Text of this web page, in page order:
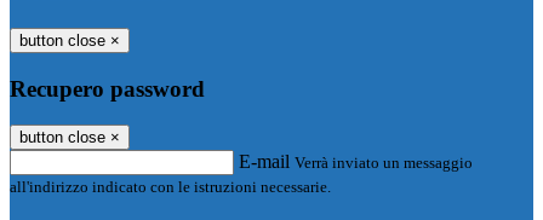
button close ×
Recupero password
button close ×
E-mail Verrà inviato un messaggio
all'indirizzo indicato con le istruzioni necessarie.